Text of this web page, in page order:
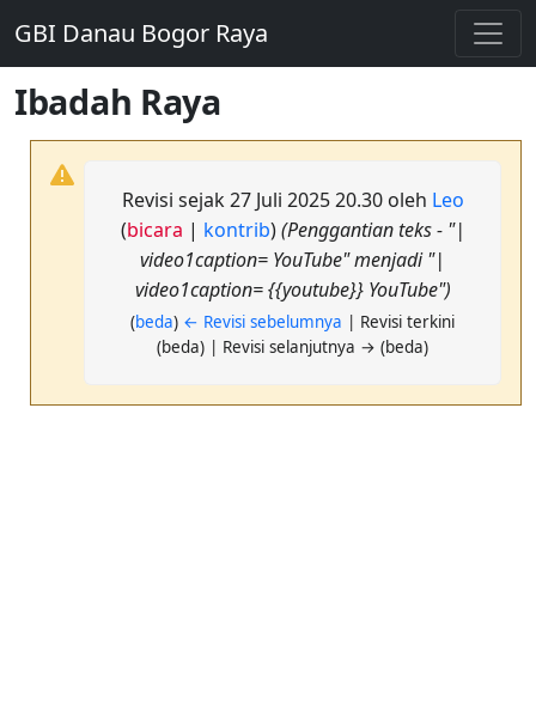
GBI Danau Bogor Raya
Ibadah Raya
Revisi sejak 27 Juli 2025 20.30 oleh Leo
(bicara | kontrib)(Penggantian teks - "|
video1caption= YouTube" menjadi "|
video1caption= {{youtube}} YouTube")
(beda) ← Revisi sebelumnya | Revisi terkini
(beda) | Revisi selanjutnya → (beda)